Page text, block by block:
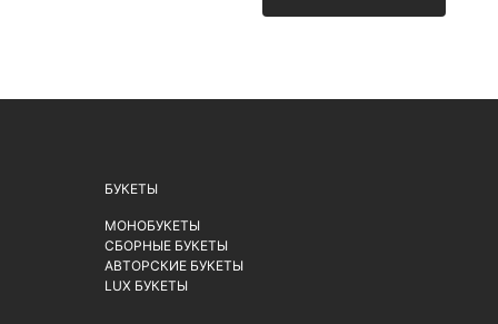
БУКЕТЫ
МОНОБУКЕТЫ
СБОРНЫЕ БУКЕТЫ
АВТОРСКИЕ БУКЕТЫ
LUX БУКЕТЫ